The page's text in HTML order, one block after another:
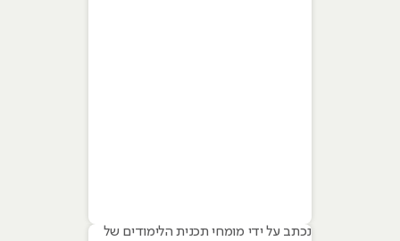
נכתב על ידי מומחי תכנית הלימודים של